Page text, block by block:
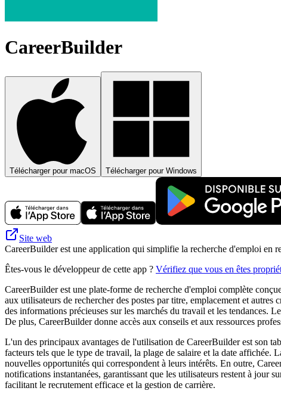
CareerBuilder
Télécharger pour macOS Télécharger pour Windows
Site web
CareerBuilder est une application qui simplifie la recherche d'emploi en
Êtes-vous le développeur de cette app ? Vérifiez que vous en êtes
CareerBuilder est une plate-forme de recherche d'emploi complète
aux utilisateurs de rechercher des postes par titre, emplacement et
des informations précieuses sur les marchés du travail et les tendances.
De plus, CareerBuilder donne accès aux conseils et aux ressources
L'un des principaux avantages de l'utilisation de CareerBuilder est son
facteurs tels que le type de travail, la plage de salaire et la date affichée.
nouvelles opportunités qui correspondent à leurs intérêts. En outre,
notifications instantanées, garantissant que les utilisateurs restent à jour
facilitant le recrutement efficace et la gestion de carrière.